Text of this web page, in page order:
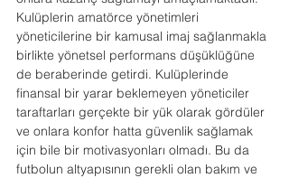
Kulüplerin amatörce yönetimleri
yöneticilerine bir kamusal imaj sağlanmakla
birlikte yönetsel performans düşüklüğüne
de beraberinde getirdi. Kulüplerinde
finansal bir yarar beklemeyen yöneticiler
taraftarları gerçekte bir yük olarak gördüler
ve onlara konfor hatta güvenlik sağlamak
için bile bir motivasyonları olmadı. Bu da
futbolun altyapısının gerekli olan bakım ve